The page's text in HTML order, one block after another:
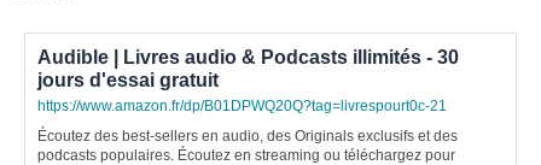
Audible | Livres audio & Podcasts illimités - 30
jours d'essai gratuit
https://www.amazon.fr/dp/B01DPWQ20Q?tag=livrespourt0c-21
Écoutez des best-sellers en audio, des Originals exclusifs et des
podcasts populaires. Écoutez en streaming ou téléchargez pour